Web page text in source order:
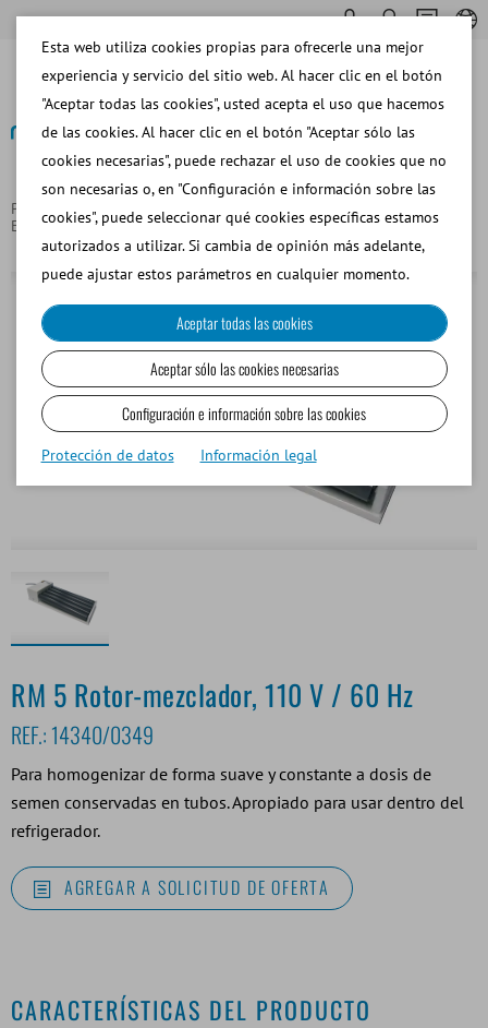
Página principal
Equipos y Materiales de Laboratorio
Equipos de Laboratorio
RM 5 Rotor-mezclador, 110 V / 60 Hz
RM 5 Rotor-mezclador, 110 V / 60 Hz
REF.: 14340/0349
Para homogenizar de forma suave y constante a dosis de
semen conservadas en tubos. Apropiado para usar dentro del
refrigerador.
AGREGAR A SOLICITUD DE OFERTA
CARACTERÍSTICAS DEL PRODUCTO
Esta web utiliza cookies propias para ofrecerle una mejor
experiencia y servicio del sitio web. Al hacer clic en el botón
"Aceptar todas las cookies", usted acepta el uso que hacemos
de las cookies. Al hacer clic en el botón "Aceptar sólo las
cookies necesarias", puede rechazar el uso de cookies que no
son necesarias o, en "Configuración e información sobre las
cookies", puede seleccionar qué cookies específicas estamos
autorizados a utilizar. Si cambia de opinión más adelante,
puede ajustar estos parámetros en cualquier momento.
Aceptar todas las cookies
Aceptar sólo las cookies necesarias
Configuración e información sobre las cookies
Protección de datos Información legal